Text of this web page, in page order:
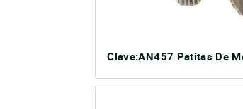
Clave:AN457 Patitas De